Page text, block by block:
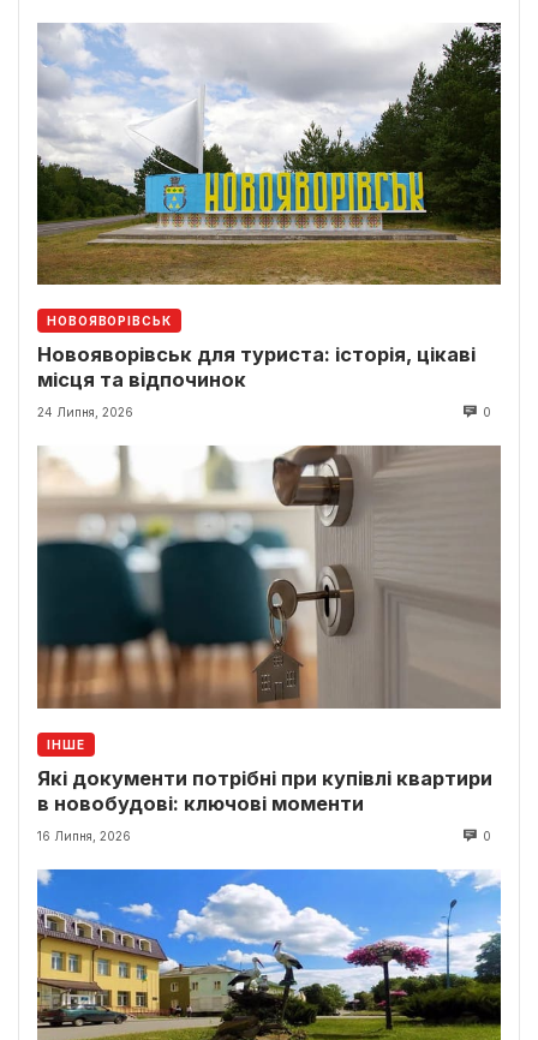
НОВОЯВОРІВСЬК
Новояворівськ для туриста: історія, цікаві
місця та відпочинок
24 Липня, 2026 0
ІНШЕ
Які документи потрібні при купівлі квартири
в новобудові: ключові моменти
16 Липня, 2026 0